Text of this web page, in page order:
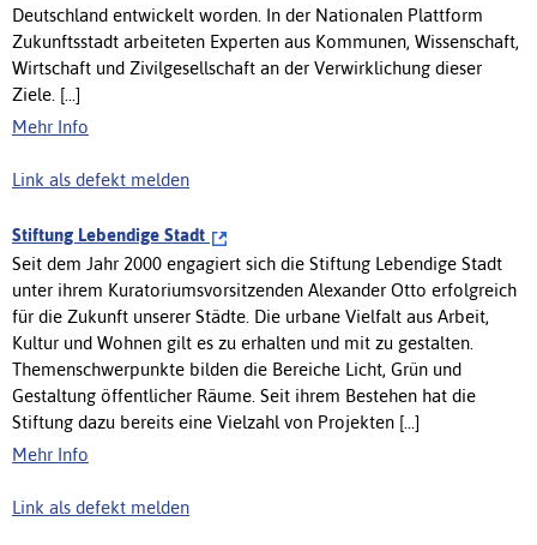
Deutschland entwickelt worden. In der Nationalen Plattform
Zukunftsstadt arbeiteten Experten aus Kommunen, Wissenschaft,
Wirtschaft und Zivilgesellschaft an der Verwirklichung dieser
Ziele. [...]
Mehr Info
Link als defekt melden
Stiftung Lebendige Stadt
Seit dem Jahr 2000 engagiert sich die Stiftung Lebendige Stadt
unter ihrem Kuratoriumsvorsitzenden Alexander Otto erfolgreich
für die Zukunft unserer Städte. Die urbane Vielfalt aus Arbeit,
Kultur und Wohnen gilt es zu erhalten und mit zu gestalten.
Themenschwerpunkte bilden die Bereiche Licht, Grün und
Gestaltung öffentlicher Räume. Seit ihrem Bestehen hat die
Stiftung dazu bereits eine Vielzahl von Projekten [...]
Mehr Info
Link als defekt melden